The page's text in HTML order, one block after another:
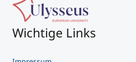
Wichtige Links